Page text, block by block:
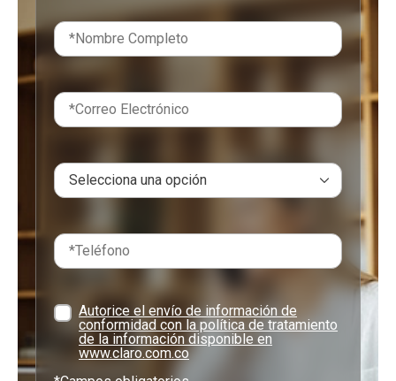
Autorice el envío de información de
conformidad con la política de tratamiento
de la información disponible en
www.claro.com.co